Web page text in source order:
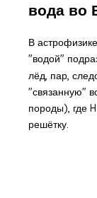
вода во
В
"водой"
лёд, пар,
"связанную"
породы), где
решётку.